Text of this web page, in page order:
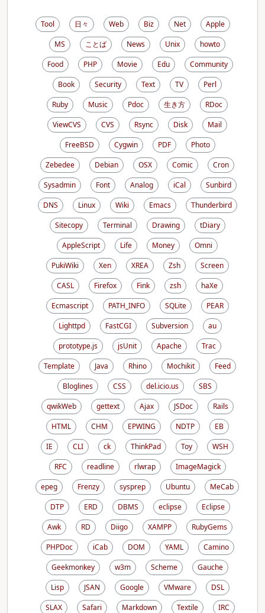
Tool 日々 Web Biz Net
Apple
MS
ことば News Unix
howto
Food
PHP Movie Edu
Community
Book
Security Text TV
Perl
Ruby
Music Pdoc 生き方
RDoc
ViewCVS
CVS Rsync Disk
Mail
FreeBSD
Cygwin PDF
Photo
Zebedee
Debian OSX Comic
Cron
Sysadmin
Font Analog iCal
Sunbird
DNS
Linux Wiki Emacs
Thunderbird
Sitecopy
Terminal Drawing
tDiary
AppleScript
Life Money
Omni
PukiWiki
Xen XREA Zsh
Screen
CASL
Firefox Fink zsh
haXe
Ecmascript
PATH_INFO SQLite
PEAR
Lighttpd
FastCGI Subversion
au
prototype.js
jsUnit Apache
Trac
Template
Java Rhino Mochikit
Feed
Bloglines
CSS del.icio.us
SBS
qwikWeb
gettext Ajax JSDoc
Rails
HTML
CHM EPWING NDTP
EB
IE
CLI ck ThinkPad Toy
WSH
RFC
readline rlwrap
ImageMagick
epeg
Frenzy sysprep Ubuntu
MeCab
DTP
ERD DBMS eclipse
Eclipse
Awk
RD Diigo XAMPP
RubyGems
PHPDoc
iCab DOM YAML
Camino
Geekmonkey
w3m Scheme
Gauche
Lisp
JSAN Google VMware
DSL
SLAX
Safari Markdown Textile
IRC